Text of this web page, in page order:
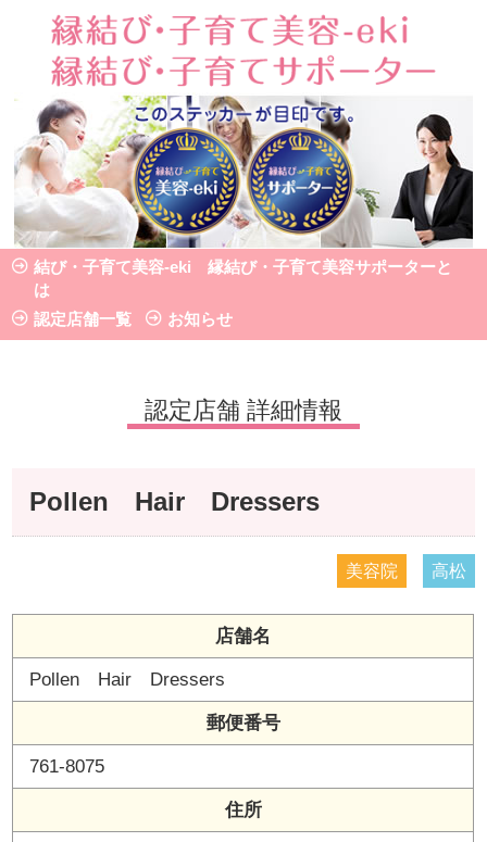
認定店舗 詳細情報
Pollen Hair Dressers
美容院 高松
店舗名
Pollen Hair Dressers
郵便番号
761-8075
住所